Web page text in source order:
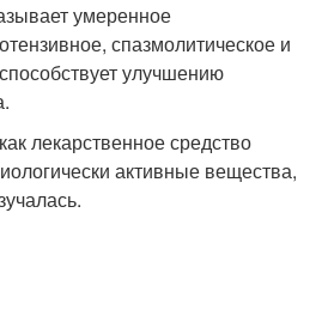
умеренное
спазмолитическое и
улучшению
лекарственное средство
активные вещества,